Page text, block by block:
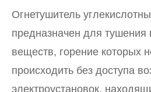
Огнетушитель
предназначен для тушения
веществ, горение которых
происходить без доступа
электроустановок,